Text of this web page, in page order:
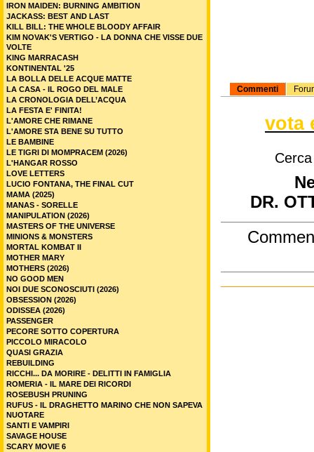
Commenti
vota
DR.
IRON MAIDEN: BURNING AMBITION
JACKASS: BEST AND LAST
KILL BILL: THE WHOLE BLOODY AFFAIR
KIM NOVAK'S VERTIGO - LA DONNA CHE VISSE DUE
VOLTE
KING MARRACASH
KONTINENTAL '25
LA BOLLA DELLE ACQUE MATTE
LA CASA - IL ROGO DEL MALE
LA CRONOLOGIA DELL’ACQUA
LA FESTA E' FINITA!
L'AMORE CHE RIMANE
L'AMORE STA BENE SU TUTTO
LE BAMBINE
LE TIGRI DI MOMPRACEM (2026)
L'HANGAR ROSSO
LOVE LETTERS
LUCIO FONTANA, THE FINAL CUT
MAMA (2025)
MANAS - SORELLE
MANIPULATION (2026)
MASTERS OF THE UNIVERSE
MINIONS & MONSTERS
MORTAL KOMBAT II
MOTHER MARY
MOTHERS (2026)
NO GOOD MEN
NOI DUE SCONOSCIUTI (2026)
OBSESSION (2026)
ODISSEA (2026)
PASSENGER
PECORE SOTTO COPERTURA
PICCOLO MIRACOLO
QUASI GRAZIA
REBUILDING
RICCHI... DA MORIRE - DELITTI IN FAMIGLIA
ROMERIA - IL MARE DEI RICORDI
ROSEBUSH PRUNING
RUFUS - IL DRAGHETTO MARINO CHE NON SAPEVA
NUOTARE
SANTI E VAMPIRI
SAVAGE HOUSE
SCARY MOVIE 6